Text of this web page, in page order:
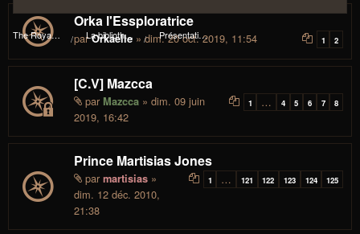
The Royal I.d.P. Essploring Fundation La bibliothèque du manoir Von Mortekaï Présentations et avancée des essplorateurs
Orka l'Essploratrice
1 2
parOrkaelle » dim. 20 oct. 2019, 11:54
[C.V] Mazcca
1 … 4 5 6 7 8
par Mazcca » dim. 09 juin
2019, 16:42
Prince Martisias Jones
1 … 121 122 123 124 125
par martisias »
dim. 12 déc. 2010,
21:38